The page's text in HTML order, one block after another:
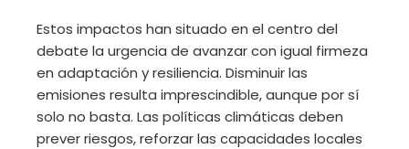
Estos impactos han situado en el centro del
debate la urgencia de avanzar con igual firmeza
en adaptación y resiliencia. Disminuir las
emisiones resulta imprescindible, aunque por sí
solo no basta. Las políticas climáticas deben
prever riesgos, reforzar las capacidades locales